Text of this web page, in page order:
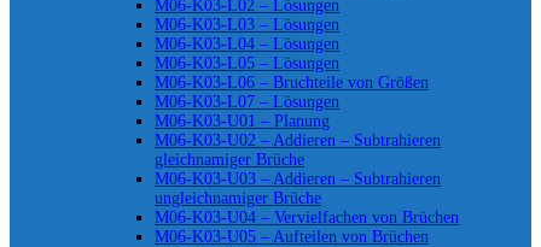
M06-K03-L02 – Lösungen
M06-K03-L03 – Lösungen
M06-K03-L04 – Lösungen
M06-K03-L05 – Lösungen
M06-K03-L06 – Bruchteile von Größen
M06-K03-L07 – Lösungen
M06-K03-U01 – Planung
M06-K03-U02 – Addieren – Subtrahieren
gleichnamiger Brüche
M06-K03-U03 – Addieren – Subtrahieren
ungleichnamiger Brüche
M06-K03-U04 – Vervielfachen von Brüchen
M06-K03-U05 – Aufteilen von Brüchen